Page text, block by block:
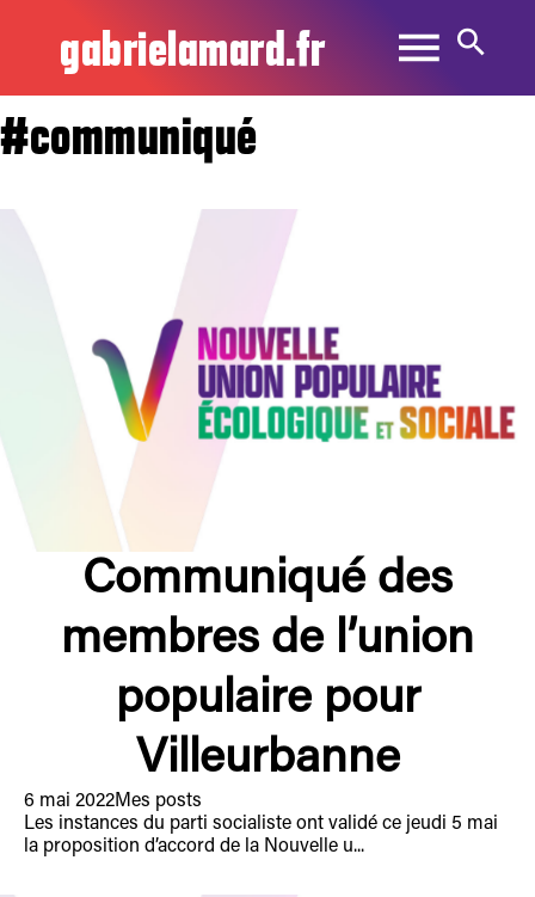
gabrielamard.fr
#communiqué
Communiqué des
membres de l’union
populaire pour
Villeurbanne
6 mai 2022Mes posts
Les instances du parti socialiste ont validé ce jeudi 5 mai
la proposition d’accord de la Nouvelle u...